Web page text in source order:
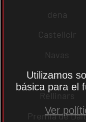
dena
Castellcir
Navas
Palafolls
Rellinars
Premià de
Utilizamos
básica para el
Ver